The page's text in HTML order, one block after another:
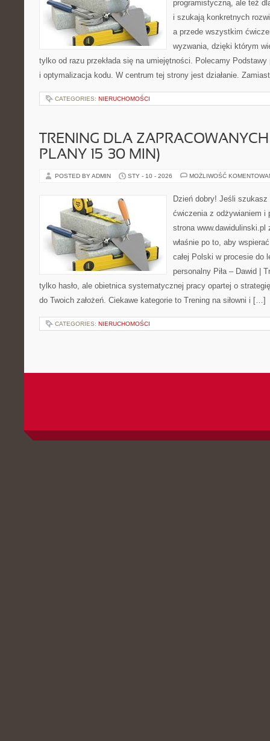
programistyczną, ale też
i szukają konkretnych
a przede wszystkim
wyzwania, dzięki którym
tylko od razu przekłada się na umiejętności. Polecamy
i optymalizacja kodu. W centrum tej strony jest działanie.
CATEGORIES: NIERUCHOMOŚCI
TRENING DLA
PLANY 15–30 MIN)
POSTED BY ADMIN STY - 10 - 2026 MOŻLIWOŚĆ
Dzień dobry! Jeśli
ćwiczenia z odżywianiem i
strona www.dawidulinski.pl
właśnie po to, aby
całej Polski w procesie do
personalny Piła – Dawid |
tylko hasło, ale obietnica systematycznej pracy opartej o
do Twoich założeń. Ciekawe kategorie to Trening na siłowni i […]
CATEGORIES: NIERUCHOMOŚCI